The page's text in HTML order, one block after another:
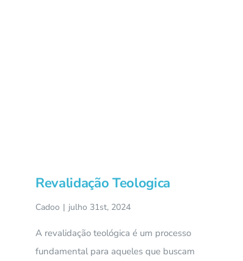
Revalidação Teologica
Cadoo | julho 31st, 2024
A revalidação teológica é um processo
fundamental para aqueles que buscam